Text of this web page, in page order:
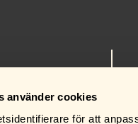
använder cookies
för att